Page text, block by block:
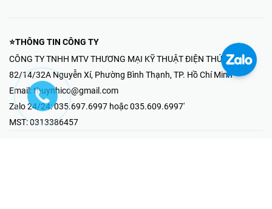
⭐THÔNG TIN CÔNG TY
CÔNG TY TNHH MTV THƯƠNG MẠI KỸ THUẬT ĐIỆN THÚY NHI
82/14/32A Nguyễn Xí, Phường Bình Thạnh, TP. Hồ Chí Minh
Email: thuynhico@gmail.com
Zalo 24/24:035.697.6997 hoặc 035.609.6997'
MST:0313386457